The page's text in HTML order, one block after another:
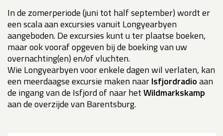
In de zomerperiode (juni tot half september) wordt er
een scala aan excursies vanuit Longyearbyen
aangeboden. De excursies kunt u ter plaatse boeken,
maar ook vooraf opgeven bij de boeking van uw
overnachting(en) en/of vluchten.
Wie Longyearbyen voor enkele dagen wil verlaten, kan
een meerdaagse excursie maken naarIsfjordradioaan
de ingang van de Isfjord of naar hetWildmarkskamp
aan de overzijde van Barentsburg.